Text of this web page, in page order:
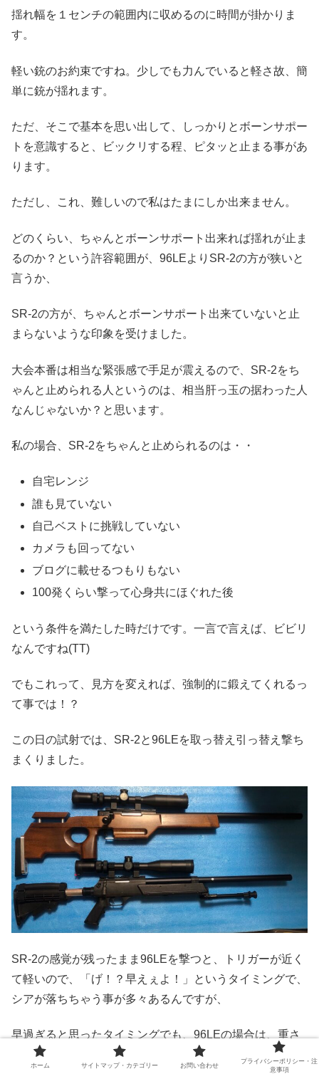
揺れ幅を１センチの範囲内に収めるのに時間が掛かりま
す。
軽い銃のお約束ですね。少しでも力んでいると軽さ故、簡
単に銃が揺れます。
ただ、そこで基本を思い出して、しっかりとボーンサポー
トを意識すると、ビックリする程、ピタッと止まる事があ
ります。
ただし、これ、難しいので私はたまにしか出来ません。
どのくらい、ちゃんとボーンサポート出来れば揺れが止ま
るのか？という許容範囲が、96LEよりSR-2の方が狭いと
言うか、
SR-2の方が、ちゃんとボーンサポート出来ていないと止
まらないような印象を受けました。
大会本番は相当な緊張感で手足が震えるので、SR-2をち
ゃんと止められる人というのは、相当肝っ玉の据わった人
なんじゃないか？と思います。
私の場合、SR-2をちゃんと止められるのは・・
自宅レンジ
誰も見ていない
自己ベストに挑戦していない
カメラも回ってない
ブログに載せるつもりもない
100発くらい撃って心身共にほぐれた後
という条件を満たした時だけです。一言で言えば、ビビリ
なんですね(TT)
でもこれって、見方を変えれば、強制的に鍛えてくれるっ
て事では！？
この日の試射では、SR-2と96LEを取っ替え引っ替え撃ち
まくりました。
SR-2の感覚が残ったまま96LEを撃つと、トリガーが近く
て軽いので、「げ！？早えぇよ！」というタイミングで、
シアが落ちちゃう事が多々あるんですが、
早過ぎると思ったタイミングでも、96LEの場合は、重さ
の影響なのか既に止まっていて、結果として中たってる、
ホーム サイトマップ・カテゴリー お問い合わせ
プライバシーポリシー・注
意事項